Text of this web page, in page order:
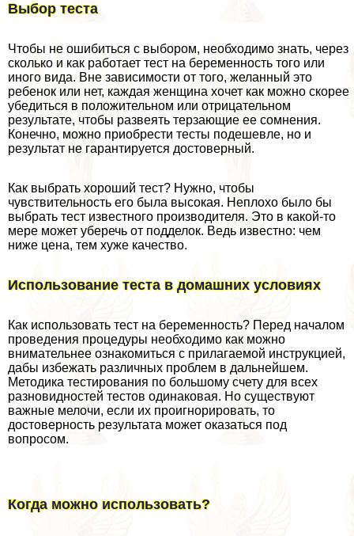
Выбор теста
Чтобы не ошибиться с выбором, необходимо знать, через
сколько и как работает тест на беременность того или
иного вида. Вне зависимости от того, желанный это
ребенок или нет, каждая женщина хочет как можно скорее
убедиться в положительном или отрицательном
результате, чтобы развеять терзающие ее сомнения.
Конечно, можно приобрести тесты подешевле, но и
результат не гарантируется достоверный.
Как выбрать хороший тест? Нужно, чтобы
чувствительность его была высокая. Неплохо было бы
выбрать тест известного производителя. Это в какой-то
мере может уберечь от подделок. Ведь известно: чем
ниже цена, тем хуже качество.
Использование теста в домашних условиях
Как использовать тест на беременность? Перед началом
проведения процедуры необходимо как можно
внимательнее ознакомиться с прилагаемой инструкцией,
дабы избежать различных проблем в дальнейшем.
Методика тестирования по большому счету для всех
разновидностей тестов одинаковая. Но существуют
важные мелочи, если их проигнорировать, то
достоверность результата может оказаться под
вопросом.
Когда можно использовать?